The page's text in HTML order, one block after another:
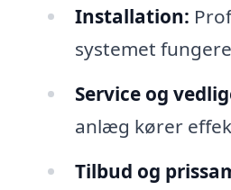
Installation:
systemet
Service og
anlæg kører
Tilbud og